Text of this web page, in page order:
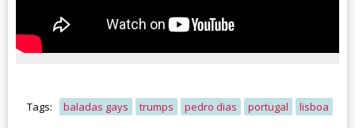
Tags: baladas gays trumps pedro dias portugal lisboa